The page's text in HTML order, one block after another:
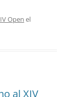
Open el
al XIV